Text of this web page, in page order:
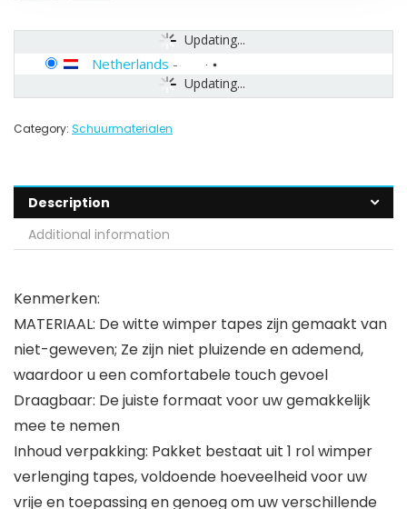
Updating...
Updating...
Netherlands -
Category: Schuurmaterialen
Description
Additional information
Kenmerken:
MATERIAAL: De witte wimper tapes zijn gemaakt van
niet-geweven; Ze zijn niet pluizende en ademend,
waardoor u een comfortabele touch gevoel
Draagbaar: De juiste formaat voor uw gemakkelijk
mee te nemen
Inhoud verpakking: Pakket bestaat uit 1 rol wimper
verlenging tapes, voldoende hoeveelheid voor uw
vrije en toepassing en genoeg om uw verschillende